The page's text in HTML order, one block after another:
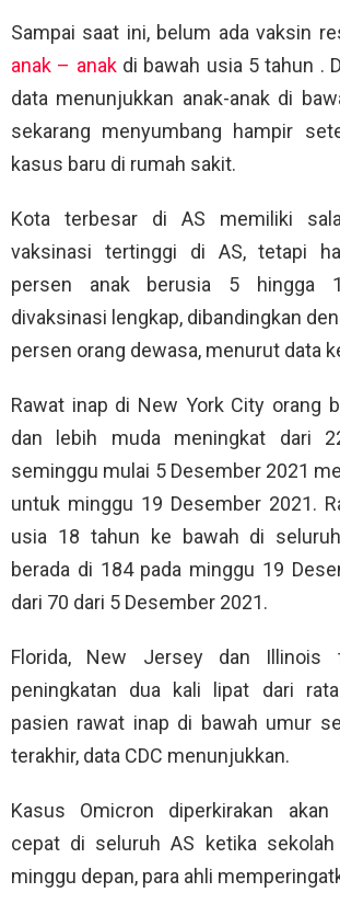
Sampai saat ini, belum ada vaksin
anak – anakdi bawah usia 5 tahun .
data menunjukkan anak-anak di
sekarang menyumbang hampir
kasus baru di rumah sakit.
Kota terbesar di AS memiliki
vaksinasi tertinggi di AS, tetapi
persen anak berusia 5 hingga
divaksinasi lengkap, dibandingkan
persen orang dewasa, menurut data
Rawat inap di New York City orang
dan lebih muda meningkat dari
seminggu mulai 5 Desember 2021
untuk minggu 19 Desember 2021.
usia 18 tahun ke bawah di
berada di 184 pada minggu 19
dari 70 dari 5 Desember 2021.
Florida, New Jersey dan Illinois
peningkatan dua kali lipat dari
pasien rawat inap di bawah umur
terakhir, data CDC menunjukkan.
Kasus Omicron diperkirakan
cepat di seluruh AS ketika sekolah
minggu depan, para ahli